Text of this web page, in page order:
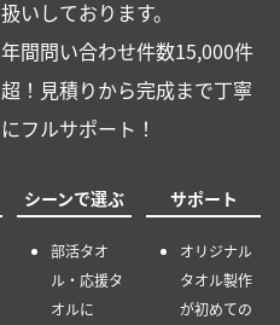
扱いしております。
年間問い合わせ件数15,000件
超！見積りから完成まで丁寧
にフルサポート！
シーンで選ぶ
部活タオ
ル・応援タ
オルに
サポート
オリジナル
タオル製作
が初めての